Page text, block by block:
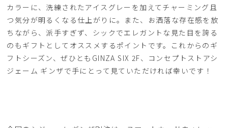
カラーに、洗練されたアイスグレーを加えてチャーミング且
つ気分が明るくなる仕上がりに。また、お洒落な存在感を放
ちながら、派手すぎず、シックでエレガントな見た目を誇る
のもギフトとしてオススメするポイントです。これからのギ
フトシーズン、ぜひともGINZA SIX 2F、コンセプトストアシ
ジェーム ギンザで手にとって見ていただければ幸いです！